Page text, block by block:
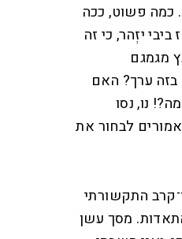
כמה פשוט, ככה
יזְהר, כי זה
מגמגם
בזה ערך? האם
נו, נסו
לבחור את
התקשורתי
מסך עשן